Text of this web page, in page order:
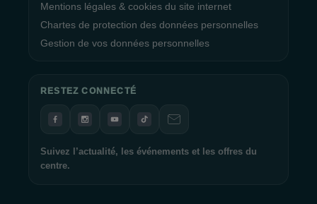
Mentions légales & cookies du site internet
Chartes de protection des données personnelles
Gestion de vos données personnelles
RESTEZ CONNECTÉ
Suivez l’actualité, les événements et les offres du
centre.